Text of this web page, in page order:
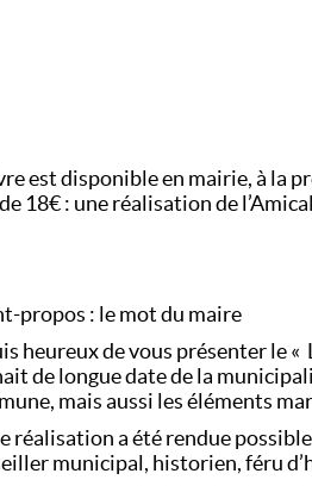
est disponible en mairie, à la
18€ : une réalisation de
propos : le mot du maire
heureux de vous présenter le
de longue date de la
mais aussi les éléments
réalisation a été rendue
municipal, historien, féru